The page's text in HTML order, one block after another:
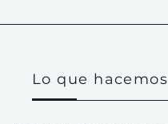
Lo que hacemos